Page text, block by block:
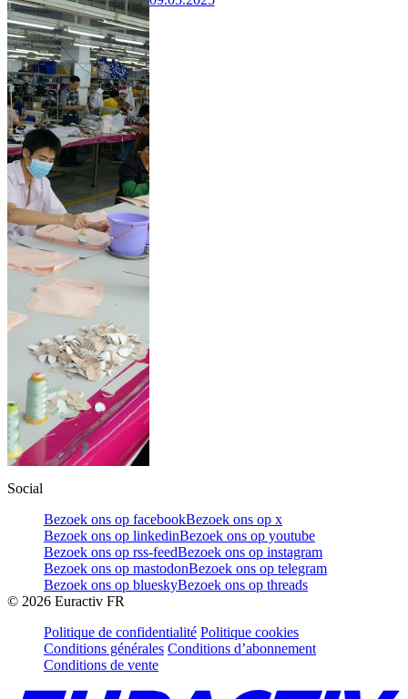
Social
Bezoek ons op facebookBezoek ons op x
Bezoek ons op linkedinBezoek ons op youtube
Bezoek ons op rss-feedBezoek ons op instagram
Bezoek ons op mastodonBezoek ons op telegram
Bezoek ons op blueskyBezoek ons op threads
© 2026 Euractiv FR
Politique de confidentialité Politique cookies
Conditions générales Conditions d’abonnement
Conditions de vente